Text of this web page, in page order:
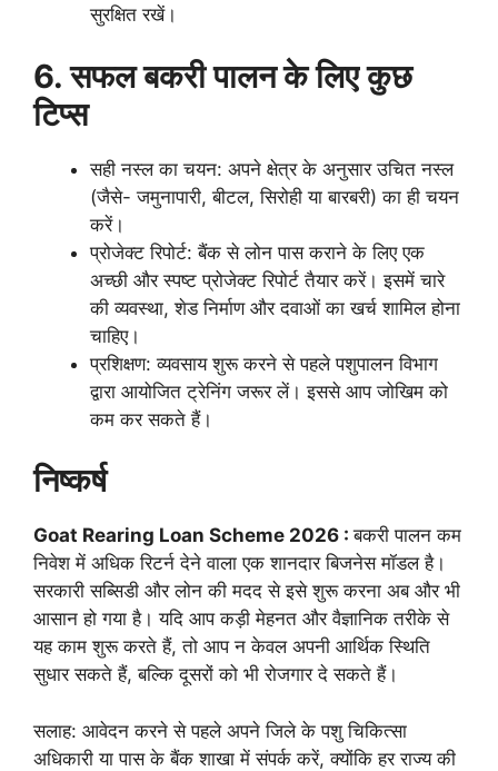
सुरक्षित रखें।
6. सफल बकरी पालन के लिए कुछ
टिप्स
सही नस्ल का चयन: अपने क्षेत्र के अनुसार उचित नस्ल
(जैसे- जमुनापारी, बीटल, सिरोही या बारबरी) का ही चयन
करें।
प्रोजेक्ट रिपोर्ट: बैंक से लोन पास कराने के लिए एक
अच्छी और स्पष्ट प्रोजेक्ट रिपोर्ट तैयार करें। इसमें चारे
की व्यवस्था, शेड निर्माण और दवाओं का खर्च शामिल होना
चाहिए।
प्रशिक्षण: व्यवसाय शुरू करने से पहले पशुपालन विभाग
द्वारा आयोजित ट्रेनिंग जरूर लें। इससे आप जोखिम को
कम कर सकते हैं।
निष्कर्ष
Goat Rearing Loan Scheme 2026 :बकरी पालन कम
निवेश में अधिक रिटर्न देने वाला एक शानदार बिजनेस मॉडल है।
सरकारी सब्सिडी और लोन की मदद से इसे शुरू करना अब और भी
आसान हो गया है। यदि आप कड़ी मेहनत और वैज्ञानिक तरीके से
यह काम शुरू करते हैं, तो आप न केवल अपनी आर्थिक स्थिति
सुधार सकते हैं, बल्कि दूसरों को भी रोजगार दे सकते हैं।
सलाह: आवेदन करने से पहले अपने जिले के पशु चिकित्सा
अधिकारी या पास के बैंक शाखा में संपर्क करें, क्योंकि हर राज्य की